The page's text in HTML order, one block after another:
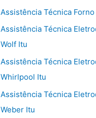
Assistência Técnica Forno
Assistência Técnica
Wolf Itu
Assistência Técnica
Whirlpool Itu
Assistência Técnica
Weber Itu